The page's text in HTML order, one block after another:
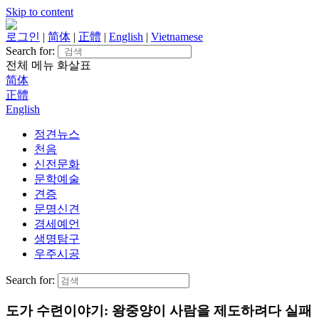
Skip to content
로그인 | 简体 | 正體 | English | Vietnamese
Search for:
전체 메뉴 화살표
简体
正體
English
정견뉴스
천음
신전문화
문학예술
견증
문명신견
경세예언
생명탐구
우주시공
Search for:
도가 수련이야기: 왕중양이 사람을 제도하려다 실패